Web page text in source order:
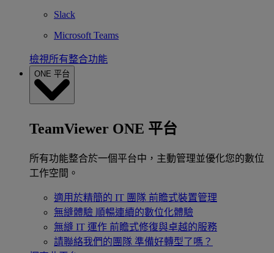
Slack
Microsoft Teams
檢視所有整合功能
ONE 平台
TeamViewer ONE 平台
所有功能整合於一個平台中，主動管理並優化您的數位
工作空間。
適用於精簡的 IT 團隊 前瞻式裝置管理
無縫體驗 順暢連續的數位化體驗
無縫 IT 運作 前瞻式修復與卓越的服務
請聯絡我們的團隊 準備好轉型了嗎？